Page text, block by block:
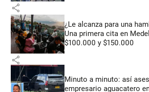
share
¿Le alcanza para una
Una primera cita en
$100.000 y $150.000
share
Minuto a minuto: así
empresario aguacatero